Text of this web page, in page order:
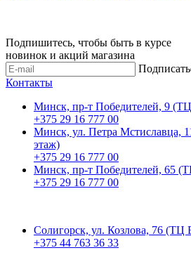
Подпишитесь, чтобы быть в курсе
новинок и акций магазина
Контакты
Минск, пр-т Победителей, 9 (ТЦ
+375 29 16 777 00
Минск, ул. Петра Мстиславца,
этаж)
+375 29 16 777 00
Минск, пр-т Победителей, 65
+375 29 16 777 00
Солигорск, ул. Козлова, 76 (ТЦ
+375 44 763 36 33